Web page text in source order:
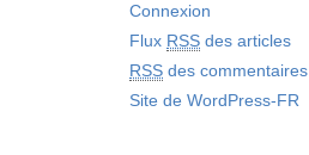
Connexion
Flux RSS des articles
RSS des commentaires
Site de WordPress-FR